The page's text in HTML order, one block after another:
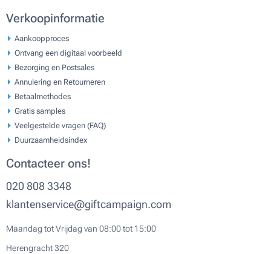
Verkoopinformatie
Aankoopproces
Ontvang een digitaal voorbeeld
Bezorging en Postsales
Annulering en Retourneren
Betaalmethodes
Gratis samples
Veelgestelde vragen (FAQ)
Duurzaamheidsindex
Contacteer ons!
020 808 3348
klantenservice@giftcampaign.com
Maandag tot Vrijdag van 08:00 tot 15:00
Herengracht 320